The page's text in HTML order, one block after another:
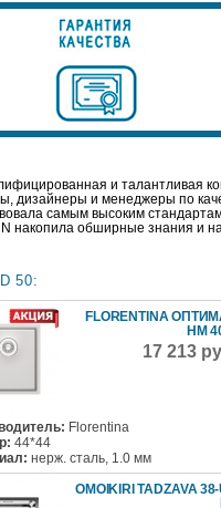
и талантливая
дизайнеры и менеджеры по
самым высоким
накопила обширные знания и
50:
FLORENTINA
HM
17 213
Florentina
44*44
нерж. сталь, 1.0 мм
OMOIKIRI TADZAVA